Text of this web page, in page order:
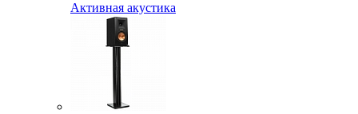
Активная акустика